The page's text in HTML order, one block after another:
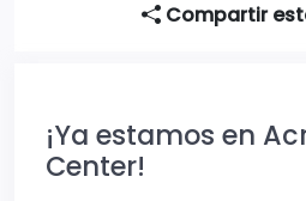
Compartir
¡Ya estamos en
Center!